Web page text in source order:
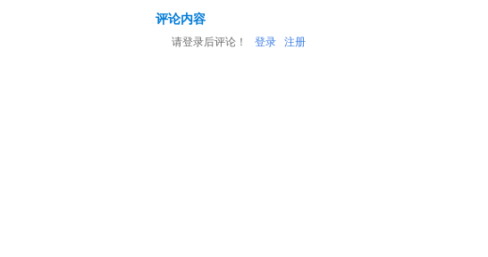
评论内容
请登录后评论！ 登录 注册